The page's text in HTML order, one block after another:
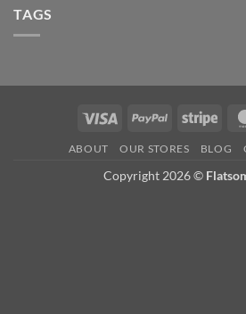
TAGS
Visa PayPal
ABOUT OUR STORES BLOG
Copyright 2026 ©